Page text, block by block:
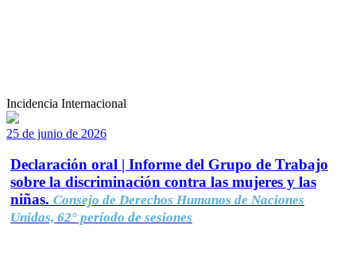
Incidencia Internacional
25 de junio de 2026
Declaración oral | Informe del Grupo de Trabajo
sobre la discriminación contra las mujeres y las
niñas. Consejo de Derechos Humanos de Naciones
Unidas, 62° período de sesiones